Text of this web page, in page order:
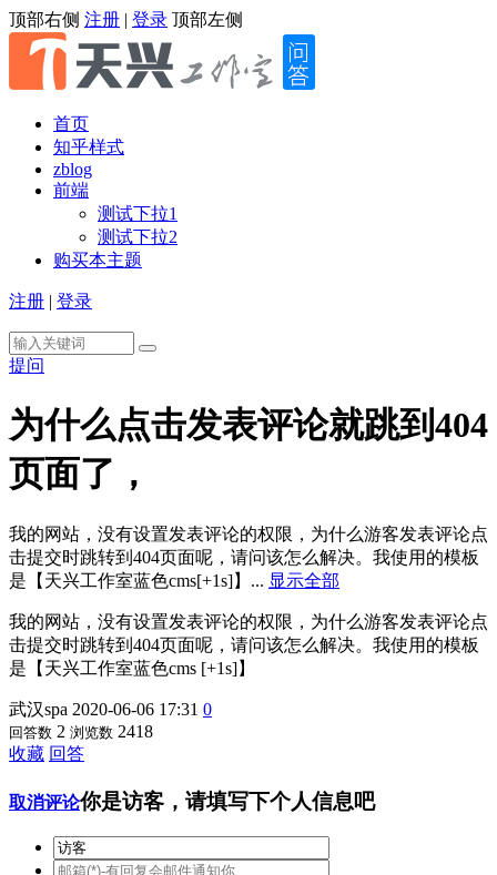
顶部右侧 注册 | 登录 顶部左侧
首页
知乎样式
zblog
前端
测试下拉1
测试下拉2
购买本主题
注册 | 登录
提问
为什么点击发表评论就跳到404
页面了，
我的网站，没有设置发表评论的权限，为什么游客发表评论点
击提交时跳转到404页面呢，请问该怎么解决。我使用的模板
是【天兴工作室蓝色cms[+1s]】... 显示全部
我的网站，没有设置发表评论的权限，为什么游客发表评论点
击提交时跳转到404页面呢，请问该怎么解决。我使用的模板
是【天兴工作室蓝色cms [+1s]】
武汉spa 2020-06-06 17:31 0
回答数 2 浏览数 2418
收藏 回答
取消评论你是访客，请填写下个人信息吧